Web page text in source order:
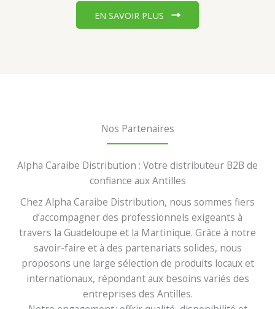
EN SAVOIR PLUS
Nos Partenaires
Alpha Caraibe Distribution : Votre distributeur B2B de
confiance aux Antilles
Chez Alpha Caraibe Distribution, nous sommes fiers
d’accompagner des professionnels exigeants à
travers la Guadeloupe et la Martinique. Grâce à notre
savoir-faire et à des partenariats solides, nous
proposons une large sélection de produits locaux et
internationaux, répondant aux besoins variés des
entreprises des Antilles.